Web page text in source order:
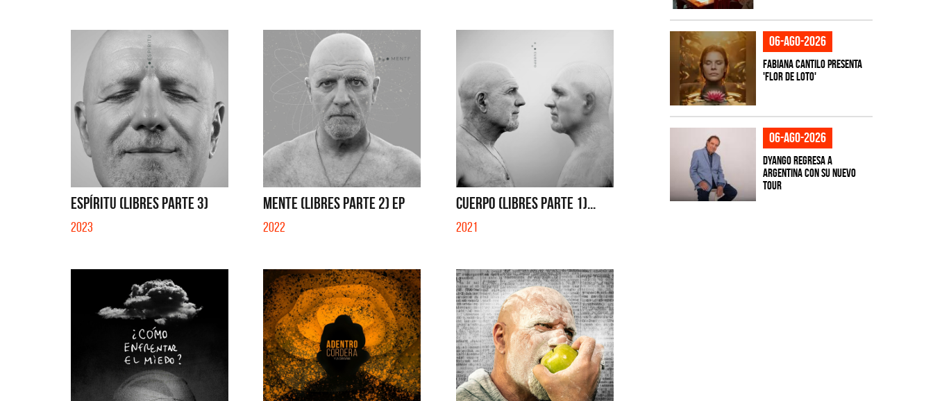
ESPÍRITU (LIBRES PARTE 3)
2023
MENTE (LIBRES PARTE 2) EP
2022
CUERPO (LIBRES PARTE 1)...
2021
06-ago-2026
Fabiana Cantilo presenta
'Flor de Loto'
06-ago-2026
Dyango regresa a
Argentina con su nuevo
tour